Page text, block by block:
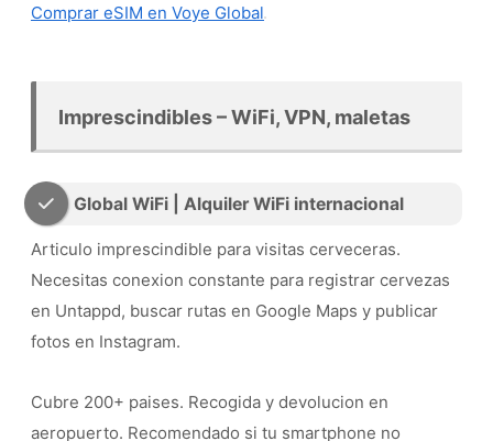
Comprar eSIM en Voye Global
Imprescindibles – WiFi, VPN, maletas
Global WiFi | Alquiler WiFi internacional
Articulo imprescindible para visitas cerveceras.
Necesitas conexion constante para registrar cervezas
en Untappd, buscar rutas en Google Maps y publicar
fotos en Instagram.
Cubre 200+ paises. Recogida y devolucion en
aeropuerto. Recomendado si tu smartphone no